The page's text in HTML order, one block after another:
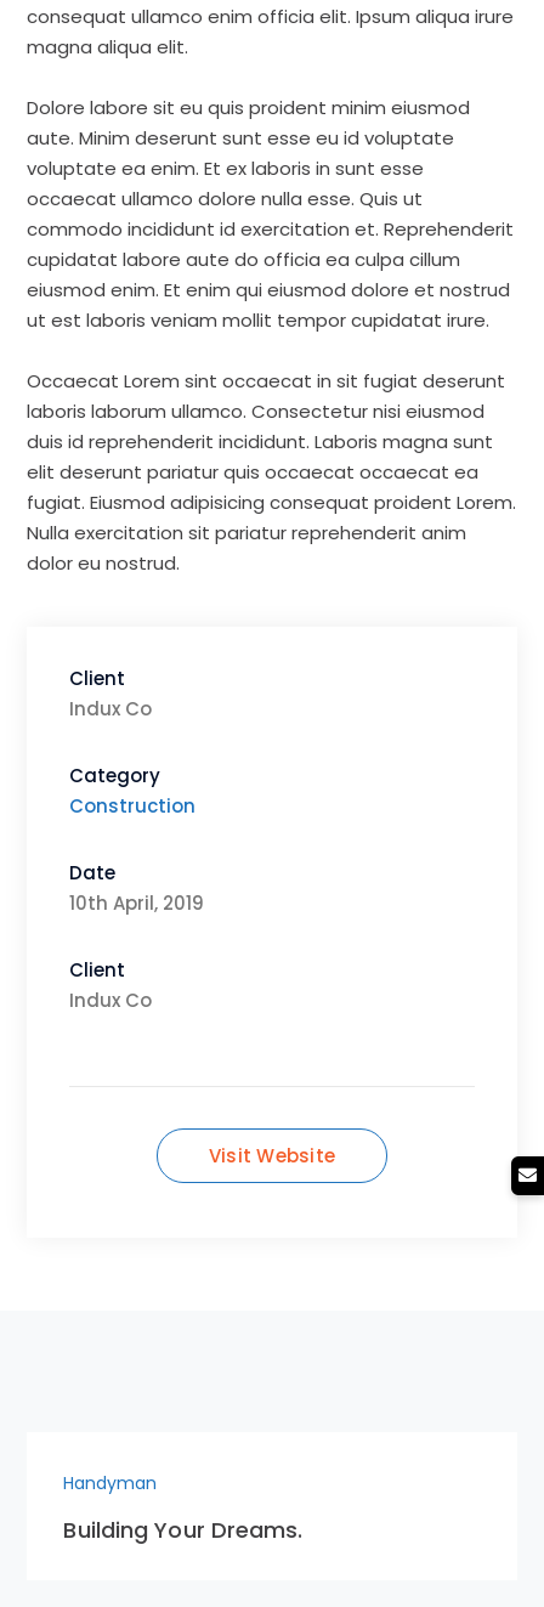
consequat ullamco enim officia elit. Ipsum aliqua irure
magna aliqua elit.
Dolore labore sit eu quis proident minim eiusmod
aute. Minim deserunt sunt esse eu id voluptate
voluptate ea enim. Et ex laboris in sunt esse
occaecat ullamco dolore nulla esse. Quis ut
commodo incididunt id exercitation et. Reprehenderit
cupidatat labore aute do officia ea culpa cillum
eiusmod enim. Et enim qui eiusmod dolore et nostrud
ut est laboris veniam mollit tempor cupidatat irure.
Occaecat Lorem sint occaecat in sit fugiat deserunt
laboris laborum ullamco. Consectetur nisi eiusmod
duis id reprehenderit incididunt. Laboris magna sunt
elit deserunt pariatur quis occaecat occaecat ea
fugiat. Eiusmod adipisicing consequat proident Lorem.
Nulla exercitation sit pariatur reprehenderit anim
dolor eu nostrud.
Client
Indux Co
Category
Construction
Date
10th April, 2019
Client
Indux Co
Visit Website
Handyman
Building Your Dreams.